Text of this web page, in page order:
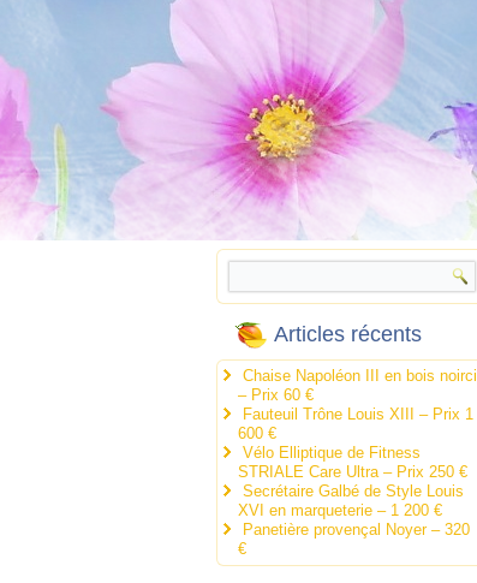
Articles récents
Chaise Napoléon III en bois noirci
– Prix 60 €
Fauteuil Trône Louis XIII – Prix 1
600 €
Vélo Elliptique de Fitness
STRIALE Care Ultra – Prix 250 €
Secrétaire Galbé de Style Louis
XVI en marqueterie – 1 200 €
Panetière provençal Noyer – 320
€